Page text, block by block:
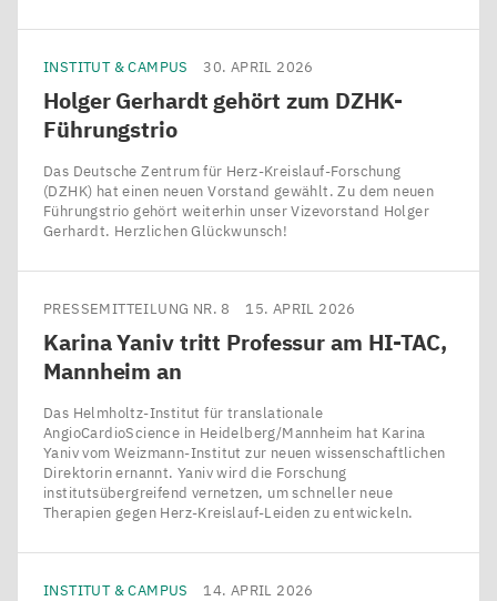
INSTITUT & CAMPUS 30. APRIL 2026
Holger Gerhardt gehört zum DZHK-
Führungstrio
Das Deutsche Zentrum für Herz-Kreislauf-Forschung
(DZHK) hat einen neuen Vorstand gewählt. Zu dem neuen
Führungstrio gehört weiterhin unser Vizevorstand Holger
Gerhardt. Herzlichen Glückwunsch!
PRESSEMITTEILUNG NR. 8 15. APRIL 2026
Karina Yaniv tritt Professur am HI-TAC,
Mannheim an
Das Helmholtz-Institut für translationale
AngioCardioScience in Heidelberg/​Mannheim hat Karina
Yaniv vom Weizmann-Institut zur neuen wissenschaftlichen
Direktorin ernannt. Yaniv wird die Forschung
institutsübergreifend vernetzen, um schneller neue
Therapien gegen Herz-Kreislauf-Leiden zu entwickeln.
INSTITUT & CAMPUS 14. APRIL 2026